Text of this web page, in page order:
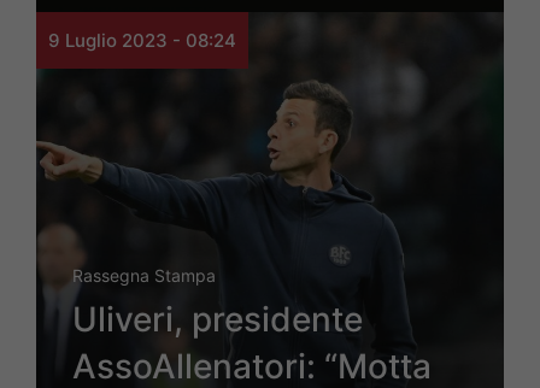
9 Luglio 2023 - 08:24
Rassegna Stampa
Uliveri, presidente
AssoAllenatori: “Motta